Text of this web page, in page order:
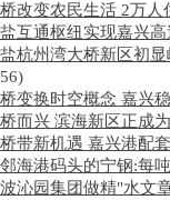
改变农民生活 2万
互通枢纽实现嘉兴
杭州湾大桥新区初
变换时空概念 嘉兴
而兴 滨海新区正成
带新机遇 嘉兴港配
海港码头的宁钢:每
沁园集团做精"水文